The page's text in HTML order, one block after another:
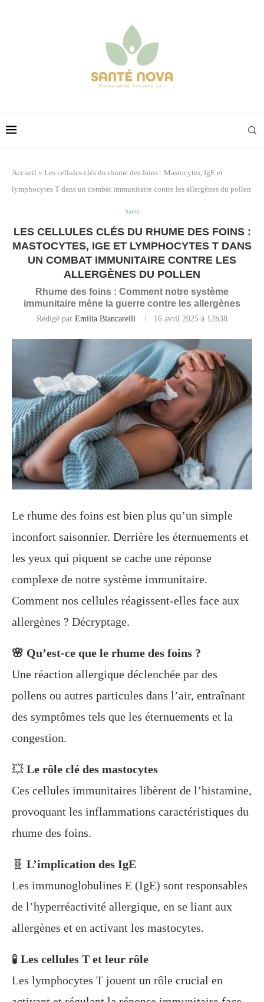
Accueil » Les cellules clés du rhume des foins : Mastocytes, IgE et
lymphocytes T dans un combat immunitaire contre les allergènes du pollen
Santé
LES CELLULES CLÉS DU RHUME DES FOINS :
MASTOCYTES, IGE ET LYMPHOCYTES T DANS
UN COMBAT IMMUNITAIRE CONTRE LES
ALLERGÈNES DU POLLEN
Rhume des foins : Comment notre système
immunitaire mène la guerre contre les allergènes
Rédigé par Emilia Biancarelli 16 avril 2025 à 12h38
Le rhume des foins est bien plus qu’un simple
inconfort saisonnier. Derrière les éternuements et
les yeux qui piquent se cache une réponse
complexe de notre système immunitaire.
Comment nos cellules réagissent-elles face aux
allergènes ? Décryptage.
🌸 Qu’est-ce que le rhume des foins ?
Une réaction allergique déclenchée par des
pollens ou autres particules dans l’air, entraînant
des symptômes tels que les éternuements et la
congestion.
💥 Le rôle clé des mastocytes
Ces cellules immunitaires libèrent de l’histamine,
provoquant les inflammations caractéristiques du
rhume des foins.
🧬 L’implication des IgE
Les immunoglobulines E (IgE) sont responsables
de l’hyperréactivité allergique, en se liant aux
allergènes et en activant les mastocytes.
🧪 Les cellules T et leur rôle
Les lymphocytes T jouent un rôle crucial en